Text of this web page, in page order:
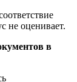
не оценивает.
в